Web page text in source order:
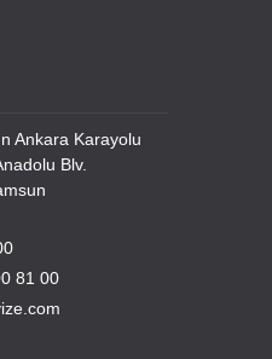
Avizeleri
Cami Avizeleri
Ankara Karayolu
Blv.
81 00